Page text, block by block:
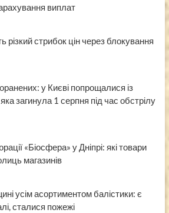
виплат
різкий стрибок цін через блокування
у Києві попрощалися із
загинула 1 серпня під час обстрілу
«Біосфера» у Дніпрі: які товари
магазинів
усім асортиментом балістики: є
сталися пожежі